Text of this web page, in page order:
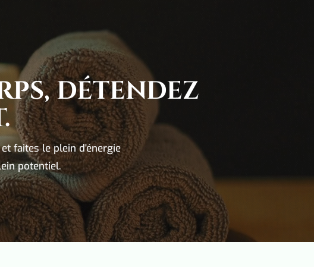
DÉTENDEZ
faites le plein d'énergie
potentiel.